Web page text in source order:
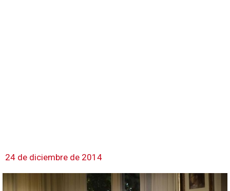
24 de diciembre de 2014